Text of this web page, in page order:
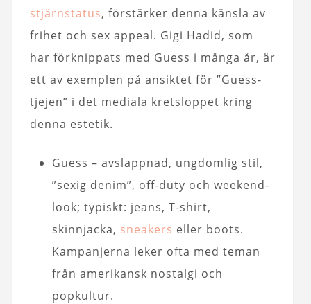
stjärnstatus, förstärker denna känsla av
frihet och sex appeal. Gigi Hadid, som
har förknippats med Guess i många år, är
ett av exemplen på ansiktet för ”Guess-
tjejen” i det mediala kretsloppet kring
denna estetik.
Guess – avslappnad, ungdomlig stil,
”sexig denim”, off-duty och weekend-
look; typiskt: jeans, T-shirt,
skinnjacka, sneakers eller boots.
Kampanjerna leker ofta med teman
från amerikansk nostalgi och
popkultur.